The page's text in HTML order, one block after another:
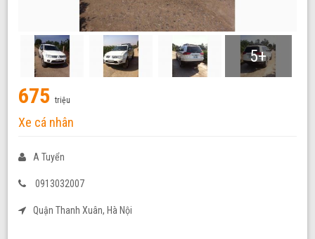
5+
675triệu
Xe cá nhân
A Tuyển
0913032007
Quận Thanh Xuân, Hà Nội